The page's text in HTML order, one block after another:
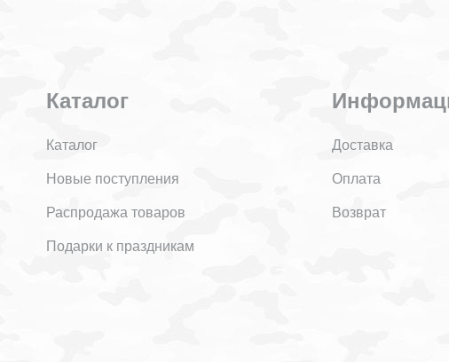
Каталог
Каталог
Новые поступления
Распродажа товаров
Подарки к праздникам
Доставка
Оплата
Возврат